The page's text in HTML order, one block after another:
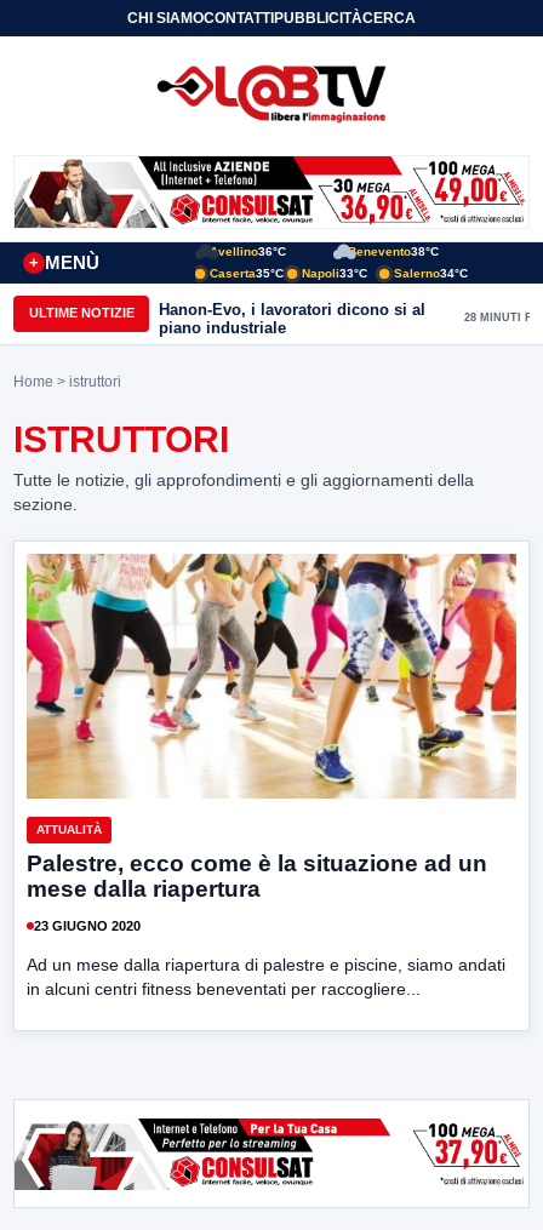
CHI SIAMOCONTATTIPUBBLICITÀCERCA
MENÙ
+
Avellino36°C Benevento38°C
Caserta35°C Napoli33°C Salerno34°C
ULTIME NOTIZIE
Hanon-Evo, i lavoratori dicono si al
piano industriale
28 MINUTI FA
Home > istruttori
ISTRUTTORI
Tutte le notizie, gli approfondimenti e gli aggiornamenti della
sezione.
ATTUALITÀ
Palestre, ecco come è la situazione ad un
mese dalla riapertura
23 GIUGNO 2020
Ad un mese dalla riapertura di palestre e piscine, siamo andati
in alcuni centri fitness beneventati per raccogliere...